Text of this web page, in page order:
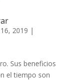
2019 |
Sus beneficios
el tiempo son